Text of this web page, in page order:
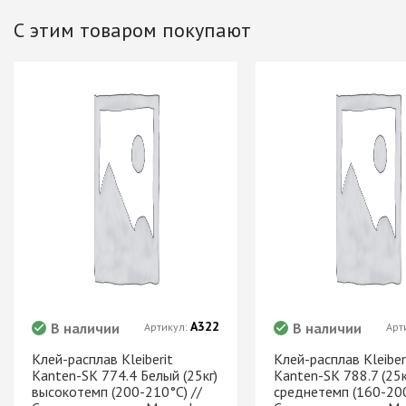
ТРУБА D=32 и
ТРУБА D=50мм И
Системы
дверей
Система для
Система
AVIRA
Система шкафа-
Hettich
С этим товаром покупают
Клей-расплав Kleiberit
Kanten-SK 774.4 Белый (25кг)
высокотемп (200-210°C) //
В наличии Артикул: А322
Клей-расплав
Kanten-SK 788.7
среднетемп (160-
В наличии